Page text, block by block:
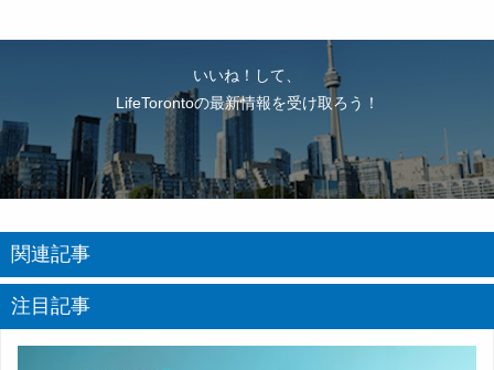
いいね！して、
LifeTorontoの最新情報を受け取ろう！
関連記事
注目記事